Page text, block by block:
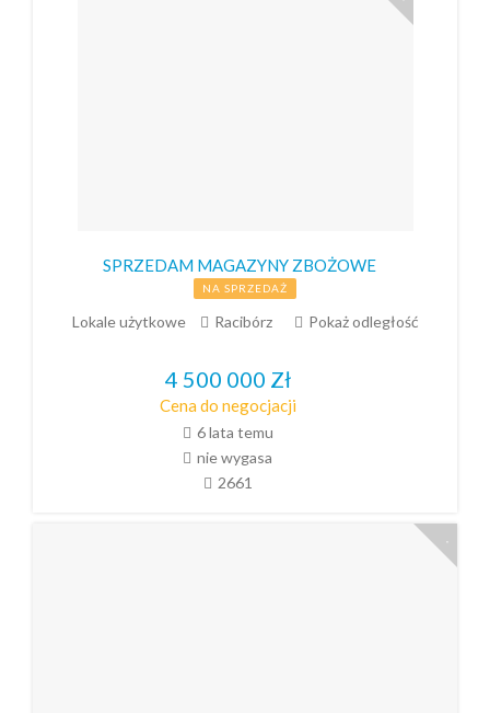
SPRZEDAM MAGAZYNY ZBOŻOWE
NA SPRZEDAŻ
Lokale użytkowe Racibórz Pokaż odległość
4 500 000 Zł
Cena do negocjacji
6 lata temu
nie wygasa
2661